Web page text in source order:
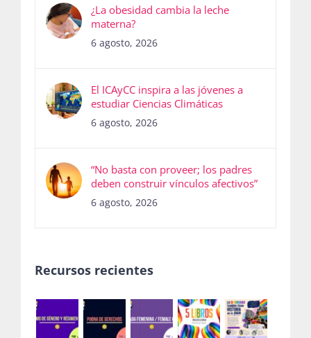
¿La obesidad cambia la leche
materna?
6 agosto, 2026
El ICAyCC inspira a las jóvenes a
estudiar Ciencias Climáticas
6 agosto, 2026
“No basta con proveer; los padres
deben construir vínculos afectivos”
6 agosto, 2026
Recursos recientes